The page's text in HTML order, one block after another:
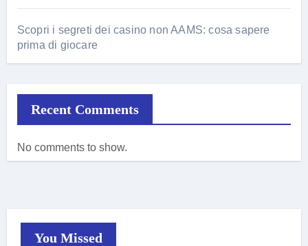
Scopri i segreti dei casino non AAMS: cosa sapere
prima di giocare
Recent Comments
No comments to show.
You Missed